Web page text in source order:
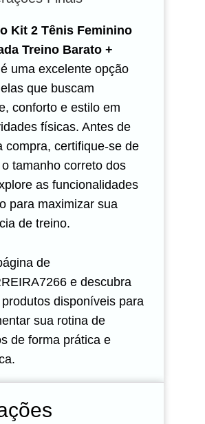
Kit 2 Tênis Feminino
Treino Barato +
é uma excelente opção
que buscam
conforto e estilo em
físicas. Antes de
compra, certifique-se de
tamanho correto dos
as funcionalidades
para maximizar sua
de treino.
de
e descubra
disponíveis para
sua rotina de
de forma prática e